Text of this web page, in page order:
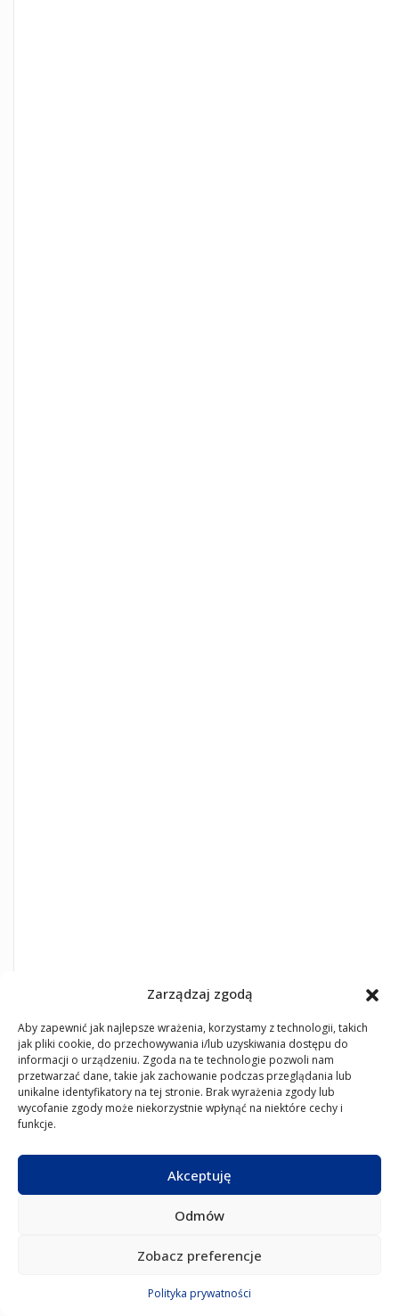
Zarządzaj zgodą
Aby zapewnić jak najlepsze wrażenia, korzystamy z technologii, takich
jak pliki cookie, do przechowywania i/lub uzyskiwania dostępu do
informacji o urządzeniu. Zgoda na te technologie pozwoli nam
przetwarzać dane, takie jak zachowanie podczas przeglądania lub
unikalne identyfikatory na tej stronie. Brak wyrażenia zgody lub
wycofanie zgody może niekorzystnie wpłynąć na niektóre cechy i
funkcje.
Akceptuję
Odmów
Zobacz preferencje
Polityka prywatności